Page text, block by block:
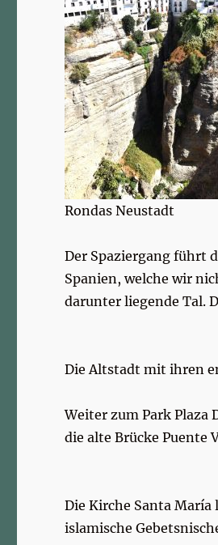
Rondas Neustadt
Der Spaziergang führt
Spanien, welche wir
darunter liegende Tal.
Die Altstadt mit ihren
Weiter zum Park Plaza
die alte Brücke Puente
Die Kirche Santa
islamische